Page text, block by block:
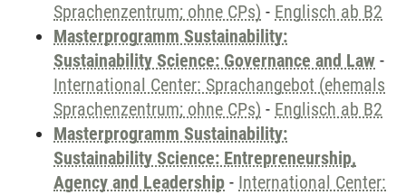
Sprachenzentrum; ohne CPs) - Englisch ab B2
Masterprogramm Sustainability:
Sustainability Science: Governance and Law -
International Center: Sprachangebot (ehemals
Sprachenzentrum; ohne CPs) - Englisch ab B2
Masterprogramm Sustainability:
Sustainability Science: Entrepreneurship,
Agency and Leadership - International Center: